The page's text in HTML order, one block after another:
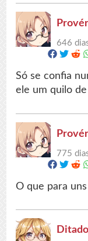
646
Só se confia
ele um quilo de
775
O que para